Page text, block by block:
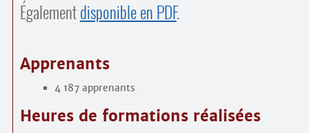
Égalementdisponible en PDF.
Apprenants
4 187 apprenants
Heures de formations réalisées